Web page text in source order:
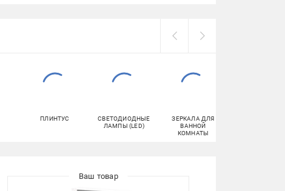
ПЛИНТУС
СВЕТОДИОДНЫЕ
ЛАМПЫ (LED)
ЗЕРКАЛА ДЛЯ
ВАННОЙ
КОМНАТЫ